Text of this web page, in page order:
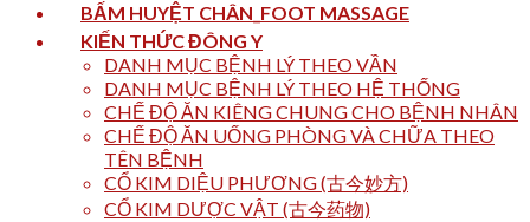
BẤM HUYỆT CHÂN_FOOT MASSAGE
KIẾN THỨC ĐÔNG Y
DANH MỤC BỆNH LÝ THEO VẦN
DANH MỤC BỆNH LÝ THEO HỆ THỐNG
CHẾ ĐỘ ĂN KIÊNG CHUNG CHO BỆNH NHÂN
CHẾ ĐỘ ĂN UỐNG PHÒNG VÀ CHỮA THEO
TÊN BỆNH
CỔ KIM DIỆU PHƯƠNG (古今妙方)
CỔ KIM DƯỢC VẬT (古今药物)